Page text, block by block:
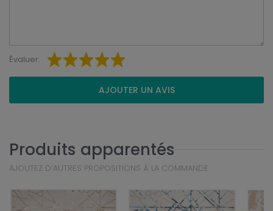
Évaluer:
AJOUTER UN AVIS
Produits apparentés
AJOUTEZ D’AUTRES PROPOSITIONS À LA COMMANDE